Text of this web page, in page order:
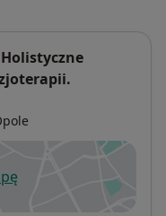
się w nowej karcie